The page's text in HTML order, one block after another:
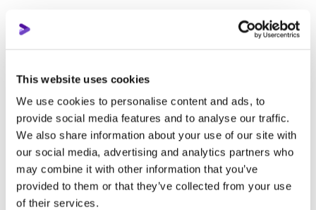
This website uses cookies
We use cookies to personalise content and ads, to
provide social media features and to analyse our traffic.
We also share information about your use of our site with
our social media, advertising and analytics partners who
may combine it with other information that you’ve
provided to them or that they’ve collected from your use
of their services.
Далее поговорим подробнее как раз об этом.
про которые вы уже давно знаете: ваше лицо в
кадре, общая тема канала, оформление в одной
стилистике и определённая атмосфера в целом. Но
есть и нюансы.
Прекрасный способ связать контент — это